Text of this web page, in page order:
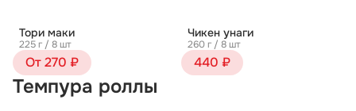
Тори маки
225 г / 8 шт
От 270 ₽
Чикен унаги
260 г / 8 шт
440 ₽
Темпура роллы